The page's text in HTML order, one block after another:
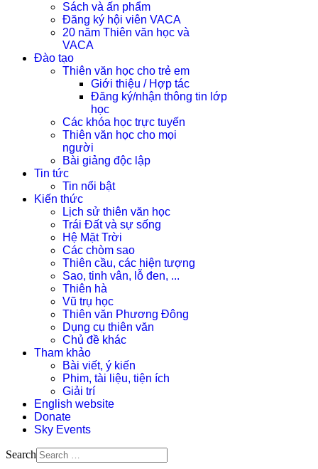
Sách và ấn phẩm
Đăng ký hội viên VACA
20 năm Thiên văn học và
VACA
Đào tạo
Thiên văn học cho trẻ em
Giới thiệu / Hợp tác
Đăng ký/nhận thông tin lớp
học
Các khóa học trực tuyến
Thiên văn học cho mọi
người
Bài giảng độc lập
Tin tức
Tin nổi bật
Kiến thức
Lịch sử thiên văn học
Trái Đất và sự sống
Hệ Mặt Trời
Các chòm sao
Thiên cầu, các hiện tượng
Sao, tinh vân, lỗ đen, ...
Thiên hà
Vũ trụ học
Thiên văn Phương Đông
Dụng cụ thiên văn
Chủ đề khác
Tham khảo
Bài viết, ý kiến
Phim, tài liệu, tiện ích
Giải trí
English website
Donate
Sky Events
Search